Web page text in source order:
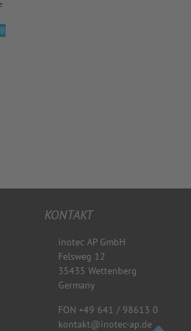
KONTAKT
inotec AP GmbH
Felsweg 12
35435 Wettenberg
Germany
FON +49 641 / 98613 0
kontakt@inotec-ap.de